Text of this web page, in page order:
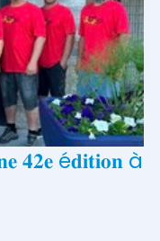
𝟒𝟐𝐞 é𝐝𝐢𝐭𝐢𝐨𝐧 à